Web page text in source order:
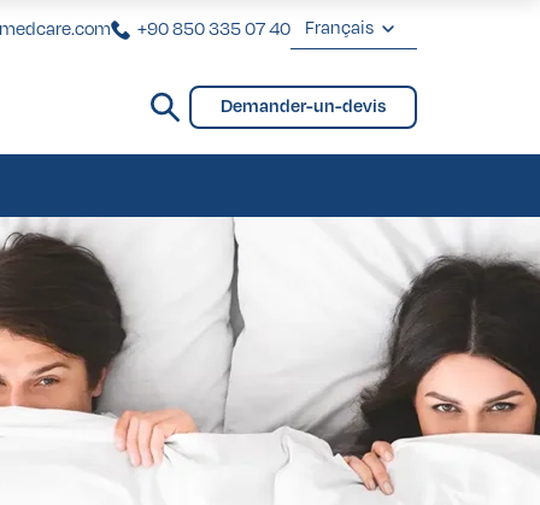
+90 850 335 07 40
Français
Deutsch
Türkçe
Brésilien des Fesses
pour Femmes
pour Hommes
Demander-un-devis
Brésilien des Fesses